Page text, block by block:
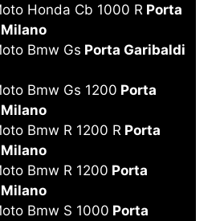
Honda Cb 1000 R Porta
Bmw Gs Porta Garibaldi
Bmw Gs 1200 Porta
Bmw R 1200 R Porta
Bmw R 1200 Porta
Bmw S 1000 Porta